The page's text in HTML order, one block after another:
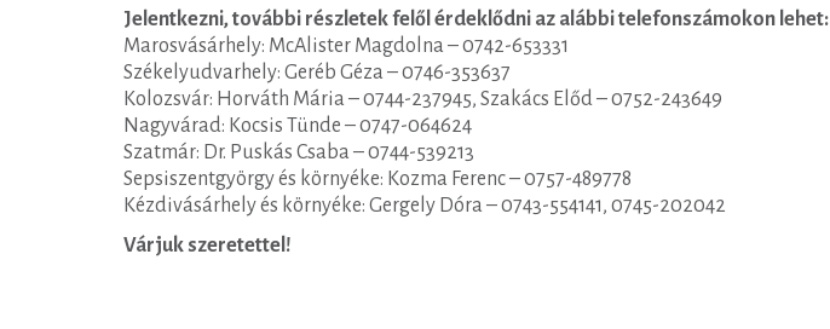
Jelentkezni, további részletek felől érdeklődni az alábbi telefonszámokon lehet:
Marosvásárhely: McAlister Magdolna – 0742-653331
Székelyudvarhely: Geréb Géza – 0746-353637
Kolozsvár: Horváth Mária – 0744-237945, Szakács Előd – 0752-243649
Nagyvárad: Kocsis Tünde – 0747-064624
Szatmár: Dr. Puskás Csaba – 0744-539213
Sepsiszentgyörgy és környéke: Kozma Ferenc – 0757-489778
Kézdivásárhely és környéke: Gergely Dóra – 0743-554141, 0745-202042
Várjuk szeretettel!